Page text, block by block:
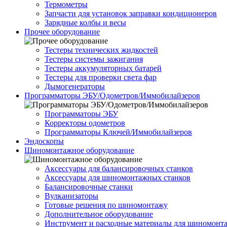
Термометры
Запчасти для установок заправки кондиционеров
Зарядные колбы и весы
Прочее оборудование
Тестеры технических жидкостей
Тестеры системы зажигания
Тестеры аккумуляторных батарей
Тестеры для проверки света фар
Дымогенераторы
Программаторы ЭБУ/Одометров/Иммобилайзеров
Программаторы ЭБУ
Корректоры одометров
Программаторы Ключей/Иммобилайзеров
Эндоскопы
Шиномонтажное оборудование
Аксессуары для балансировочных станков
Аксессуары для шиномонтажных станков
Балансировочные станки
Вулканизаторы
Готовые решения по шиномонтажу
Дополнительное оборудование
Инструмент и расходные материалы для